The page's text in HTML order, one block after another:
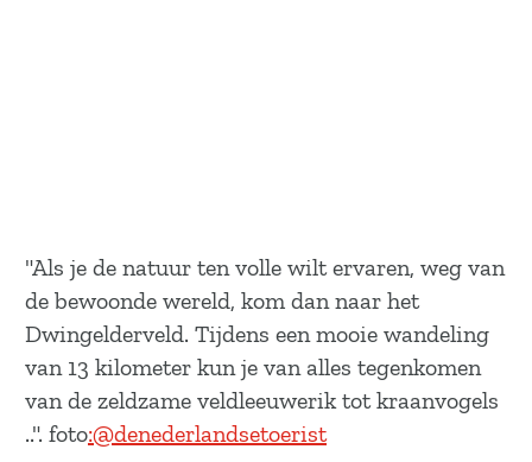
"Als je de natuur ten volle wilt ervaren, weg van
de bewoonde wereld, kom dan naar het
Dwingelderveld. Tijdens een mooie wandeling
van 13 kilometer kun je van alles tegenkomen
van de zeldzame veldleeuwerik tot kraanvogels
..". foto:@denederlandsetoerist